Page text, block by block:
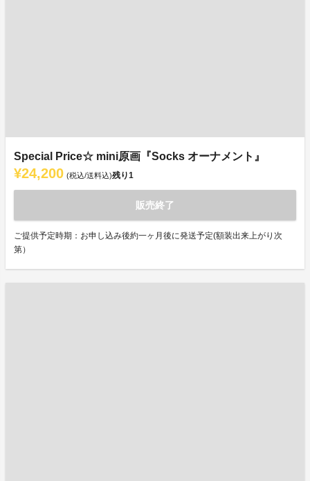
Special Price☆ mini原画『Socks オーナメント』
¥24,200 (税込/送料込)残り1
販売終了
ご提供予定時期：お申し込み後約一ヶ月後に発送予定(額装出来上がり次
第）